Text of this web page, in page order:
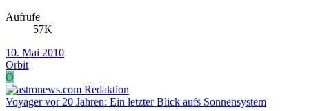
Aufrufe
57K
10. Mai 2010
Orbit
O
Voyager vor 20 Jahren: Ein letzter Blick aufs Sonnensystem